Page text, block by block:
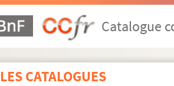
Catalogue
LES CATALOGUES